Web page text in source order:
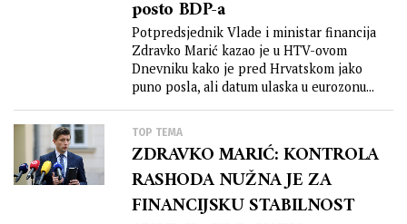
posto BDP-a
Potpredsjednik Vlade i ministar financija
Zdravko Marić kazao je u HTV-ovom
Dnevniku kako je pred Hrvatskom jako
puno posla, ali datum ulaska u eurozonu...
TOP TEMA
ZDRAVKO MARIĆ: KONTROLA
RASHODA NUŽNA JE ZA
FINANCIJSKU STABILNOST